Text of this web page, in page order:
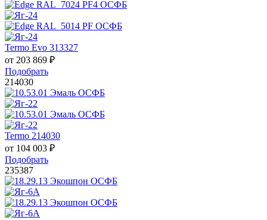
Termo Evo 313327
от 203 869 ₽
Подобрать
214030
Termo 214030
от 104 003 ₽
Подобрать
235387